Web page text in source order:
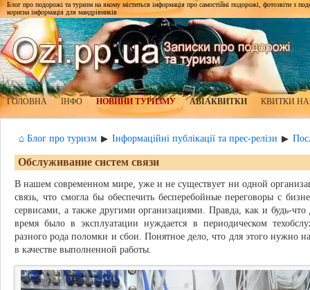
Блог про подорожі та туризм на якому міститься інформація про самостійні подорожі, фотозвіти з
корисна інформація для мандрівників
ГОЛОВНА ІНФО НОВИНИ ТУРИЗМУ АВІАКВИТКИ КВИТКИ
⌂ Блог про туризм ▶ Інформаційні публікації та прес-релізи ▶
Обслуживание систем связи
В нашем современном мире, уже и не существует ни одной
связь, что смогла бы обеспечить бесперебойные переговоры с
сервисами, а также другими организациями. Правда, как и будь-что
время было в эксплуатации нуждается в периодическом
разного рода поломки и сбои. Понятное дело, что для этого нужно
в качестве выполненной работы.